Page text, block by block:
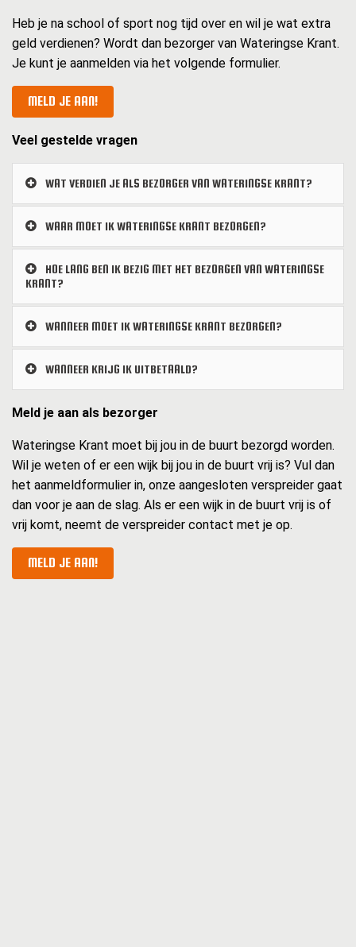
Heb je na school of sport nog tijd over en wil je wat extra
geld verdienen? Wordt dan bezorger van Wateringse Krant.
Je kunt je aanmelden via het volgende formulier.
MELD JE AAN!
Veel gestelde vragen
WAT VERDIEN JE ALS BEZORGER VAN WATERINGSE KRANT?
WAAR MOET IK WATERINGSE KRANT BEZORGEN?
HOE LANG BEN IK BEZIG MET HET BEZORGEN VAN WATERINGSE
KRANT?
WANNEER MOET IK WATERINGSE KRANT BEZORGEN?
WANNEER KRIJG IK UITBETAALD?
Meld je aan als bezorger
Wateringse Krant moet bij jou in de buurt bezorgd worden.
Wil je weten of er een wijk bij jou in de buurt vrij is? Vul dan
het aanmeldformulier in, onze aangesloten verspreider gaat
dan voor je aan de slag. Als er een wijk in de buurt vrij is of
vrij komt, neemt de verspreider contact met je op.
MELD JE AAN!